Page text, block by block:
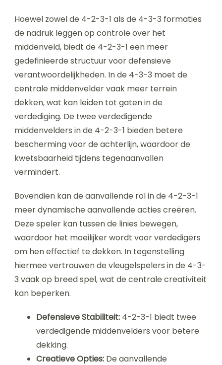
Hoewel zowel de 4-2-3-1 als de 4-3-3 formaties
de nadruk leggen op controle over het
middenveld, biedt de 4-2-3-1 een meer
gedefinieerde structuur voor defensieve
verantwoordelijkheden. In de 4-3-3 moet de
centrale middenvelder vaak meer terrein
dekken, wat kan leiden tot gaten in de
verdediging. De twee verdedigende
middenvelders in de 4-2-3-1 bieden betere
bescherming voor de achterlijn, waardoor de
kwetsbaarheid tijdens tegenaanvallen
vermindert.
Bovendien kan de aanvallende rol in de 4-2-3-1
meer dynamische aanvallende acties creëren.
Deze speler kan tussen de linies bewegen,
waardoor het moeilijker wordt voor verdedigers
om hen effectief te dekken. In tegenstelling
hiermee vertrouwen de vleugelspelers in de 4-3-
3 vaak op breed spel, wat de centrale creativiteit
kan beperken.
Defensieve Stabiliteit: 4-2-3-1 biedt twee
verdedigende middenvelders voor betere
dekking.
Creatieve Opties: De aanvallende